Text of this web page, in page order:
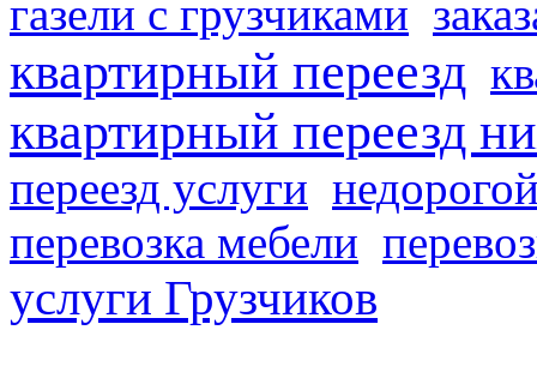
газели с грузчиками
квартирный переезд
квартирный переезд
переезд услуги
перевозка мебели
услуги Грузчиков